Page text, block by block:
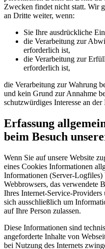
Zwecken findet nicht statt. Wir
an Dritte weiter, wenn:
Sie Ihre ausdrückliche
die Verarbeitung zur
erforderlich ist,
die Verarbeitung zur
erforderlich ist,
die Verarbeitung zur Wahrung
und kein Grund zur Annahme
schutzwürdiges Interesse an
Erfassung
beim Besuch
Wenn Sie auf unsere Website
eines Cookies Informationen
Informationen (Server-Logfiles)
Webbrowsers, das verwendete
Ihres Internet-Service-
sich ausschließlich um
auf Ihre Person zulassen.
Diese Informationen sind
angeforderte Inhalte von
bei Nutzung des Internets